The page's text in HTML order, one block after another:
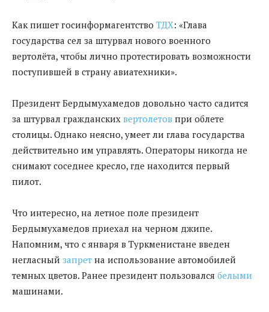
Как пишет госинформагентство ТДХ: «Глава
государства сел за штурвал нового военного
вертолёта, чтобы лично протестировать возможности
поступившей в страну авиатехники».
Президент Бердымухамедов довольно часто садится
за штурвал гражданских вертолетов при облете
столицы. Однако неясно, умеет ли глава государства
действительно им управлять. Операторы никогда не
снимают соседнее кресло, где находится первый
пилот.
Что интересно, на летное поле президент
Бердымухамедов приехал на черном джипе.
Напомним, что с января в Туркменистане введен
негласный запрет на использование автомобилей
темных цветов. Ранее президент пользовался белыми
машинами.